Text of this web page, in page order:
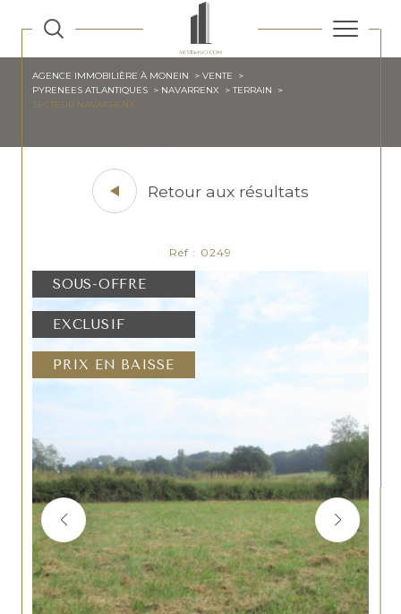
AGENCE IMMOBILIÈRE À MONEIN
VENTE
PYRENEES ATLANTIQUES
NAVARRENX
TERRAIN
SECTEUR NAVARRENX
Retour aux résultats
Réf : 0249
SOUS-OFFRE
EXCLUSIF
PRIX EN BAISSE